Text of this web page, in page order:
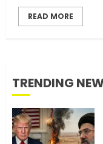
READ MORE
TRENDING
1